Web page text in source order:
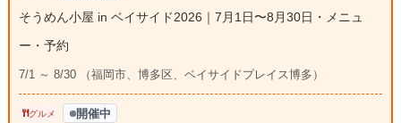
そうめん小屋 in ベイサイド2026｜7月1日〜8月30日・メニュ
ー・予約
7/1 ～ 8/30 （福岡市、博多区、ベイサイドプレイス博多）
グルメ 開催中